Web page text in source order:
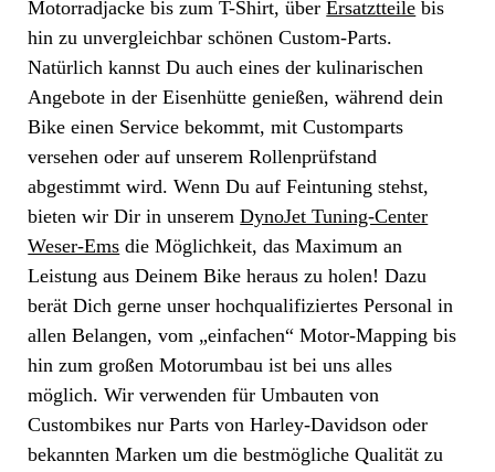
Motorradjacke bis zum T-Shirt, überErsatztteile bis
hin zu unvergleichbar schönen Custom-Parts.
Natürlich kannst Du auch eines der kulinarischen
Angebote in der Eisenhütte genießen, während dein
Bike einen Service bekommt, mit Customparts
versehen oder auf unserem Rollenprüfstand
abgestimmt wird. Wenn Du auf Feintuning stehst,
bieten wir Dir in unseremDynoJet Tuning-Center
Weser-Ems die Möglichkeit, das Maximum an
Leistung aus Deinem Bike heraus zu holen! Dazu
berät Dich gerne unser hochqualifiziertes Personal in
allen Belangen, vom „einfachen“ Motor-Mapping bis
hin zum großen Motorumbau ist bei uns alles
möglich. Wir verwenden für Umbauten von
Custombikes nur Parts von Harley-Davidson oder
bekannten Marken um die bestmögliche Qualität zu